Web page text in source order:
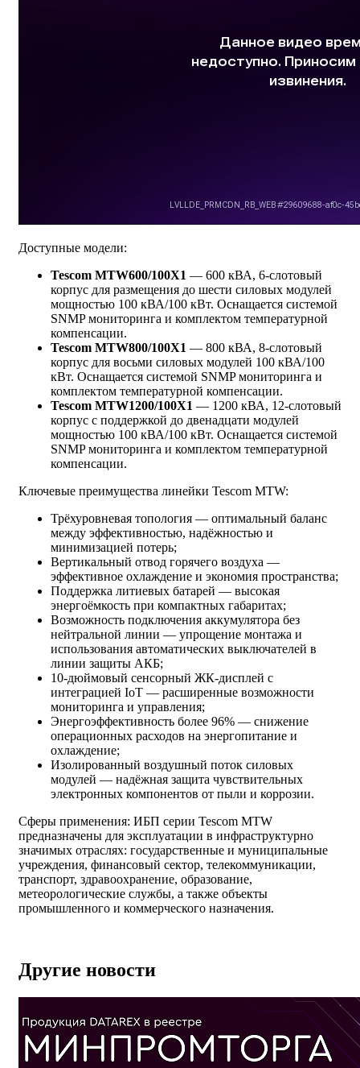
Доступные модели:
Tescom MTW600/100X1 — 600 кВА, 6-слотовый
корпус для размещения до шести силовых модулей
мощностью 100 кВА/100 кВт. Оснащается системой
SNMP мониторинга и комплектом температурной
компенсации.
Tescom MTW800/100X1 — 800 кВА, 8-слотовый
корпус для восьми силовых модулей 100 кВА/100
кВт. Оснащается системой SNMP мониторинга и
комплектом температурной компенсации.
Tescom MTW1200/100X1 — 1200 кВА, 12-слотовый
корпус с поддержкой до двенадцати модулей
мощностью 100 кВА/100 кВт. Оснащается системой
SNMP мониторинга и комплектом температурной
компенсации.
Ключевые преимущества линейки Tescom MTW:
Трёхуровневая топология — оптимальный баланс
между эффективностью, надёжностью и
минимизацией потерь;
Вертикальный отвод горячего воздуха —
эффективное охлаждение и экономия пространства;
Поддержка литиевых батарей — высокая
энергоёмкость при компактных габаритах;
Возможность подключения аккумулятора без
нейтральной линии — упрощение монтажа и
использования автоматических выключателей в
линии защиты АКБ;
10-дюймовый сенсорный ЖК-дисплей с
интеграцией IoT — расширенные возможности
мониторинга и управления;
Энергоэффективность более 96% — снижение
операционных расходов на энергопитание и
охлаждение;
Изолированный воздушный поток силовых
модулей — надёжная защита чувствительных
электронных компонентов от пыли и коррозии.
Сферы применения: ИБП серии Tescom MTW
предназначены для эксплуатации в инфраструктурно
значимых отраслях: государственные и муниципальные
учреждения, финансовый сектор, телекоммуникации,
транспорт, здравоохранение, образование,
метеорологические службы, а также объекты
промышленного и коммерческого назначения.
Другие новости